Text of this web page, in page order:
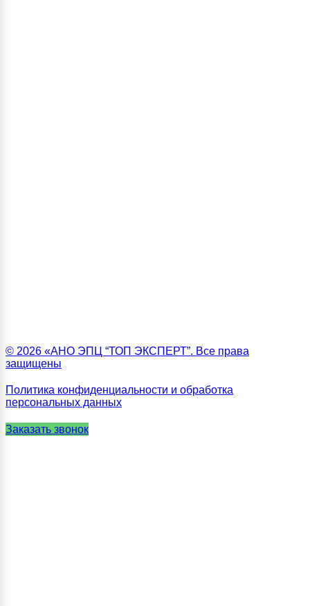
© 2026 «АНО ЭПЦ “ТОП ЭКСПЕРТ”. Все права
защищены
Политика конфиденциальности и обработка
персональных данных
Заказать звонок